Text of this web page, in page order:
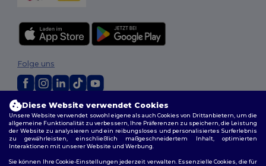
2026. Alle Rechte vorbehalten
Allgemeine Geschäftsbedingungen|Personalisierungsrichtlinien|
Datenschutzbestimmungen| Cookie-Richtlinie|Site Map
Folge uns
Diese Website verwendet Cookies
Unsere Website verwendet sowohl eigene als auch Cookies von Drittanbietern, um die
allgemeine Funktionalität zu verbessern, Ihre Präferenzen zu speichern, die Leistung
der Website zu analysieren und ein reibungsloses und personalisiertes Surferlebnis
zu gewährleisten, einschließlich maßgeschneidertem Inhalt, optimierten
Interaktionen mit unserer Website und Werbung.
Sie können Ihre Cookie-Einstellungen jederzeit verwalten. Essenzielle Cookies, die für